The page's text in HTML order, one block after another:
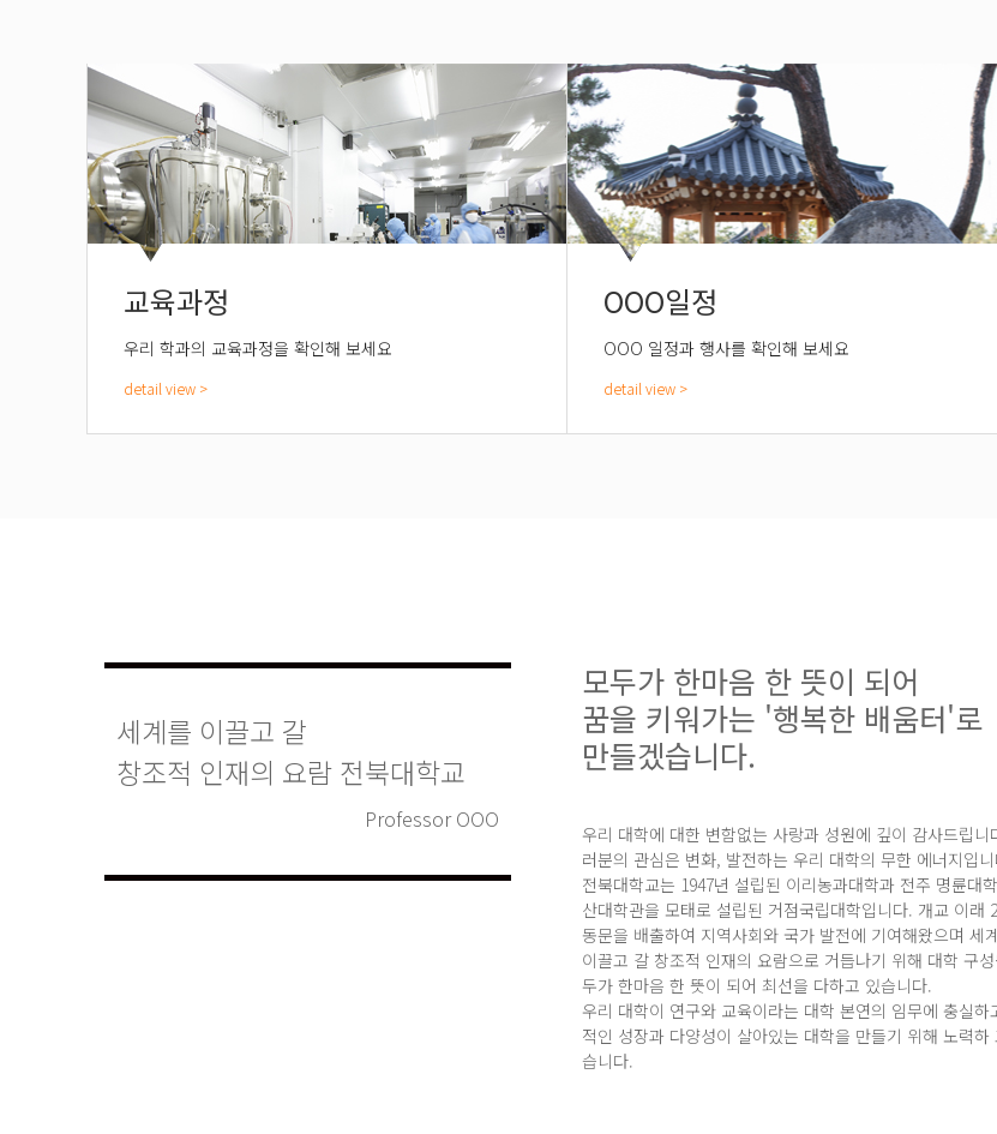
교육과정
우리 학과의 교육과정을 확인해 보세요
OOO일정
OOO 일정과 행사를 확인해 보세요
세계를 이끌고 갈
창조적 인재의 요람 전북대학교
Professor OOO
모두가 한마음 한 뜻이 되어
꿈을 키워가는 '행복한 배움터'로
만들겠습니다.
우리 대학에 대한 변함없는 사랑과 성원에 깊이 감사드립니
러분의 관심은 변화, 발전하는 우리 대학의 무한 에너지입
전북대학교는 1947년 설립된 이리농과대학과 전주 명륜대
산대학관을 모태로 설립된 거점국립대학입니다. 개교 이래
동문을 배출하여 지역사회와 국가 발전에 기여해왔으며 세
이끌고 갈 창조적 인재의 요람으로 거듭나기 위해 대학 구
두가 한마음 한 뜻이 되어 최선을 다하고 있습니다.
우리 대학이 연구와 교육이라는 대학 본연의 임무에 충실하
적인 성장과 다양성이 살아있는 대학을 만들기 위해 노력하
습니다.